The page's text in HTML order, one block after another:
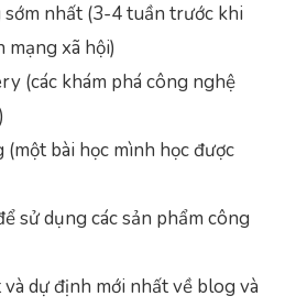
nhất (3-4 tuần trước khi
xã hội)
(các khám phá công nghệ
bài học mình học được
sử dụng các sản phẩm công
dự định mới nhất về blog và